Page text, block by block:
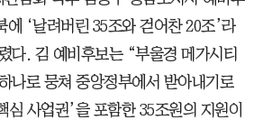
에 ‘날려버린 35조와 걷어찬 20조’라
다. 김 예비후보는 “부울경 메가시티
나로 뭉쳐 중앙정부에서 받아내기로
심 사업권’을 포함한 35조원의 지원이